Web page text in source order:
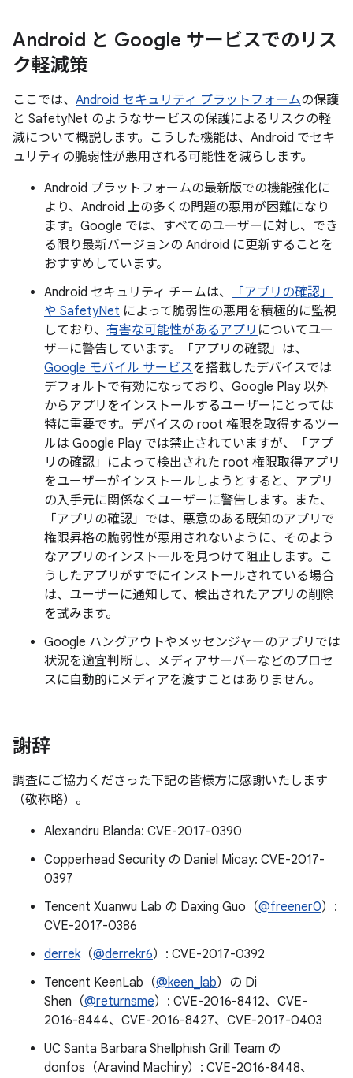
Android と Google サービスでのリス
ク軽減策
ここでは、 Android セキュリティ プラットフォームの保護
と SafetyNet のようなサービスの保護によるリスクの軽
減について概説します。こうした機能は、Android でセキ
ュリティの脆弱性が悪用される可能性を減らします。
Android プラットフォームの最新版での機能強化に
より、Android 上の多くの問題の悪用が困難になり
ます。Google では、すべてのユーザーに対し、でき
る限り最新バージョンの Android に更新することを
おすすめしています。
Android セキュリティ チームは、
「アプリの確認」
や SafetyNet によって脆弱性の悪用を積極的に監視
しており、 有害な可能性があるアプリ についてユー
ザーに警告しています。「アプリの確認」は、
Google モバイル サービスを搭載したデバイスでは
デフォルトで有効になっており、Google Play 以外
からアプリをインストールするユーザーにとっては
特に重要です。デバイスの root 権限を取得するツー
ルは Google Play では禁止されていますが、「アプ
リの確認」によって検出された root 権限取得アプリ
をユーザーがインストールしようとすると、アプリ
の入手元に関係なくユーザーに警告します。また、
「アプリの確認」では、悪意のある既知のアプリで
権限昇格の脆弱性が悪用されないように、そのよう
なアプリのインストールを見つけて阻止します。こ
うしたアプリがすでにインストールされている場合
は、ユーザーに通知して、検出されたアプリの削除
を試みます。
Google ハングアウトやメッセンジャーのアプリでは
状況を適宜判断し、メディアサーバーなどのプロセ
スに自動的にメディアを渡すことはありません。
謝辞
調査にご協力くださった下記の皆様方に感謝いたします
（敬称略）。
Alexandru Blanda: CVE-2017-0390
Copperhead Security の Daniel Micay: CVE-2017-
0397
Tencent Xuanwu Lab の Daxing Guo（@freener0）:
CVE-2017-0386
derrek（@derrekr6）: CVE-2017-0392
Tencent KeenLab（@keen_lab）の Di
Shen（@returnsme）: CVE-2016-8412、CVE-
2016-8444、CVE-2016-8427、CVE-2017-0403
UC Santa Barbara Shellphish Grill Team の
donfos（Aravind Machiry）: CVE-2016-8448、